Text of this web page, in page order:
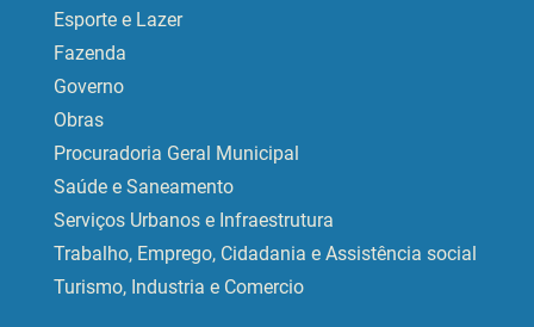
Esporte e Lazer
Fazenda
Governo
Obras
Procuradoria Geral Municipal
Saúde e Saneamento
Serviços Urbanos e Infraestrutura
Trabalho, Emprego, Cidadania e Assistência social
Turismo, Industria e Comercio